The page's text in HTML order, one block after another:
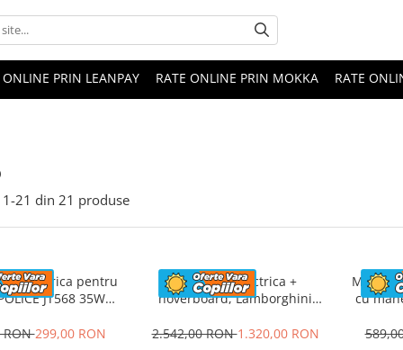
ONLINE PRIN LEANPAY RATE ONLINE PRIN MOKKA RATE
1-21 din 21 produse
electrica pentru
JT568 35W
RON299,00 RON
Masinuta electrica +
hoverboard, Lamborghini
premium, Rosu
2.542,00 RON1.320,00 RON
cu